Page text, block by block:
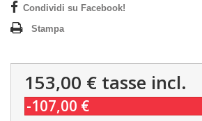
Condividi su Facebook!
Stampa
153,00 € tasse incl.
-107,00 €